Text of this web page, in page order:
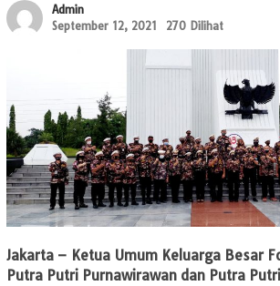
Admin
September 12, 2021
270 Dilihat
Jakarta – Ketua Umum Keluarga Besar
Putra Putri Purnawirawan dan Putra